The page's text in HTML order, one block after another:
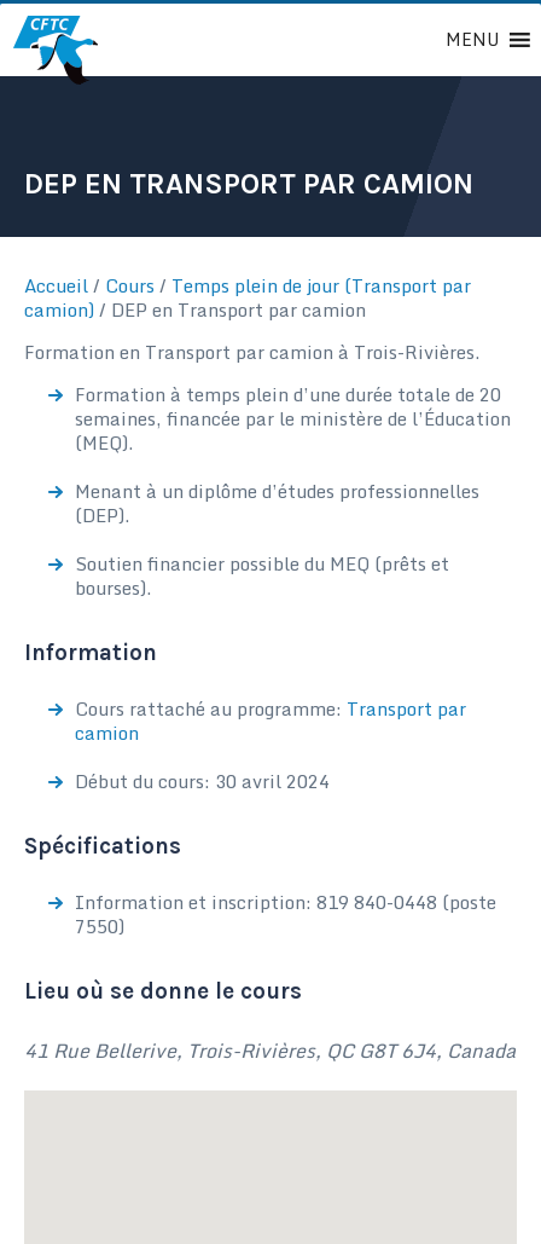
Passer
au
contenu
MENU
DEP EN TRANSPORT PAR CAMION
Accueil/ Cours / Temps plein de jour (Transport par
camion) / DEP en Transport par camion
Formation en Transport par camion à Trois-Rivières.
Formation à temps plein d’une durée totale de 20
semaines, financée par le ministère de l’Éducation
(MEQ).
Menant à un diplôme d’études professionnelles
(DEP).
Soutien financier possible du MEQ (prêts et
bourses).
Information
Cours rattaché au programme: Transport par
camion
Début du cours: 30 avril 2024
Spécifications
Information et inscription: 819 840-0448 (poste
7550)
Lieu où se donne le cours
41 Rue Bellerive, Trois-Rivières, QC G8T 6J4, Canada